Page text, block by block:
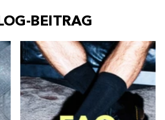
BEITRAG